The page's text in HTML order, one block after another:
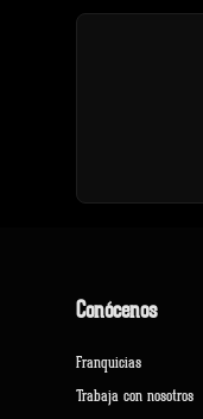
Conócenos
Franquicias
Trabaja con nosotros